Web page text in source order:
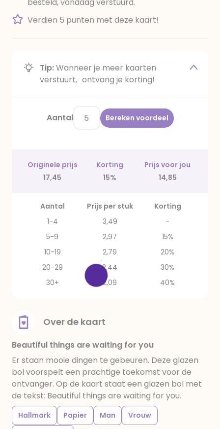
Verdien 5 punten met deze kaart!
Tip:Wanneer je meer kaarten
verstuurt, ontvang je korting!
Aantal Bereken voordeel
Originele prijs Korting
Prijs voor jou
17,45
15% 14,85
Aantal Prijs per stuk
Korting
1-4
3,49
-
5-9
2,97
15%
10-19
2,79
20%
20-29
2,44
30%
30+
2,09 40%
Over de kaart
Beautiful things are waiting for you
Er staan mooie dingen te gebeuren. Deze glazen
bol voorspelt een prachtige toekomst voor de
ontvanger. Op de kaart staat een glazen bol met
de tekst: Beautiful things are waiting for you.
Hallmark Papier Man
Vrouw